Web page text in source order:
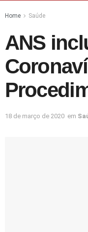
Home Saúde
ANS
18 de março de 2020 em